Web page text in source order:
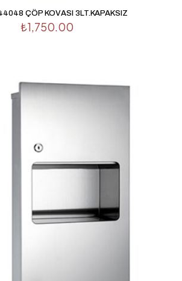
ÇÖP KOVASI 3LT.KAPAKSIZ
₺1,750.00